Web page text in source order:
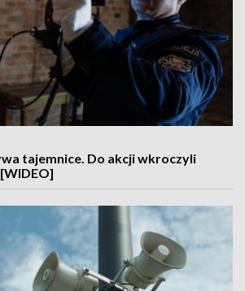
tajemnice. Do akcji wkroczyli